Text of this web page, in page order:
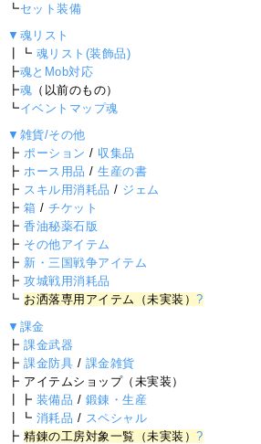
┗セット装備
▼魂リスト
┃┗ 魂リスト(装飾品)
┣魂とMob対応
┣魂 （以前のもの）
┗イベントマップ魂
▼雑貨/その他
┣ポーション / 収集品
┣ホース用品 /生産の書
┣ スキル用消耗品 / ジェム
┣箱 /チケット
┣香油秘薬石版
┣ その他アイテム
┣ 新・三国戦争アイテム
┣攻城戦用消耗品
┗ お洒落専用アイテム（未実装）?
▼課金
┣課金武器
┣課金防具 / 課金雑貨
┣ アイテムショップ（未実装）
┃┣ 装備品 / 鍛錬・生産
┃┗ 消耗品 / スペシャル
┣精錬の工房対象一覧（未実装）?